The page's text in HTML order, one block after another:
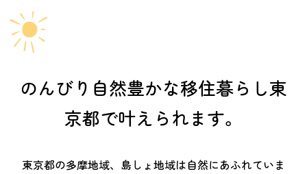
のんびり自然豊かな移住暮らし東
京都で叶えられます。
東京都の多摩地域、島しょ地域は自然にあふれていま